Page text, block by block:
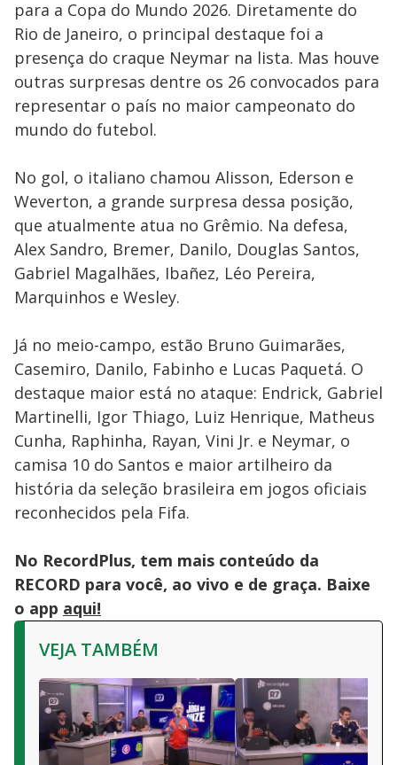
para a Copa do Mundo 2026. Diretamente do
Rio de Janeiro, o principal destaque foi a
presença do craque Neymar na lista. Mas houve
outras surpresas dentre os 26 convocados para
representar o país no maior campeonato do
mundo do futebol.
No gol, o italiano chamou Alisson, Ederson e
Weverton, a grande surpresa dessa posição,
que atualmente atua no Grêmio. Na defesa,
Alex Sandro, Bremer, Danilo, Douglas Santos,
Gabriel Magalhães, Ibañez, Léo Pereira,
Marquinhos e Wesley.
Já no meio-campo, estão Bruno Guimarães,
Casemiro, Danilo, Fabinho e Lucas Paquetá. O
destaque maior está no ataque: Endrick, Gabriel
Martinelli, Igor Thiago, Luiz Henrique, Matheus
Cunha, Raphinha, Rayan, Vini Jr. e Neymar, o
camisa 10 do Santos e maior artilheiro da
história da seleção brasileira em jogos oficiais
reconhecidos pela Fifa.
No RecordPlus, tem mais conteúdo da
RECORD para você, ao vivo e de graça. Baixe
o app aqui!
VEJA TAMBÉM